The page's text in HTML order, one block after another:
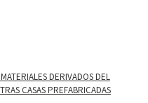
DERIVADOS DEL
CASAS PREFABRICADAS